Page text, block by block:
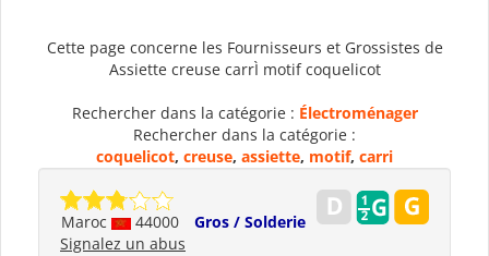
Cette page concerne les Fournisseurs et Grossistes de
Assiette creuse carrÌ motif coquelicot
Rechercher dans la catégorie : Électroménager
Rechercher dans la catégorie :
coquelicot, creuse, assiette, motif, carri
Maroc 44000
Gros / Solderie
Signalez un abus